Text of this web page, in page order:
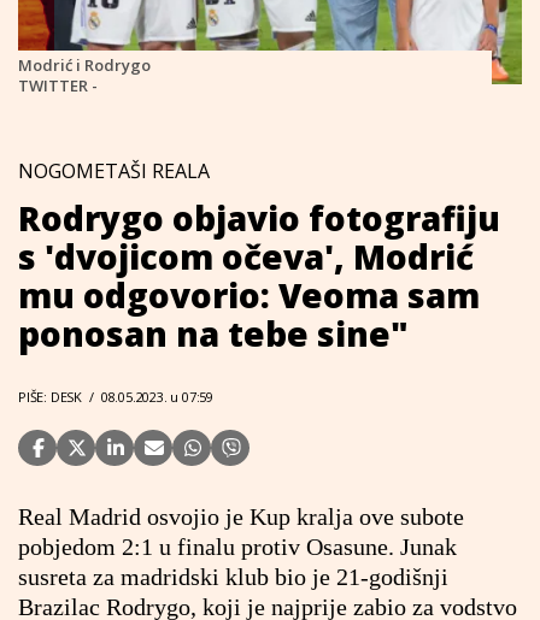
Modrić i Rodrygo
TWITTER -
NOGOMETAŠI REALA
Rodrygo objavio fotografiju
s 'dvojicom očeva', Modrić
mu odgovorio: Veoma sam
ponosan na tebe sine"
PIŠE: DESK / 08.05.2023. u 07:59
Real Madrid osvojio je Kup kralja ove subote
pobjedom 2:1 u finalu protiv Osasune. Junak
susreta za madridski klub bio je 21-godišnji
Brazilac Rodrygo, koji je najprije zabio za vodstvo